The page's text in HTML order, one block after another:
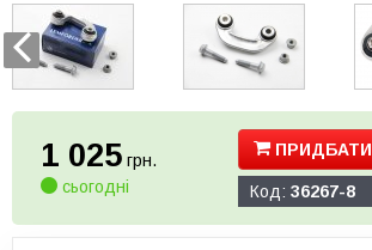
1 025 грн.
сьогодні
ПРИДБАТИ
Код: 36267-8